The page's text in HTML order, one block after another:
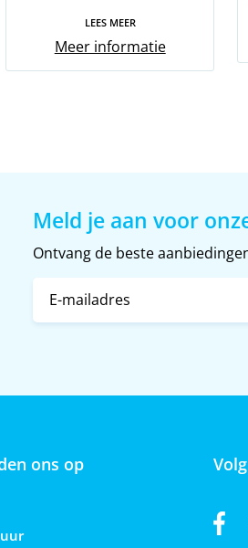
LEES MEER
Meer informatie
Meld je aan voor
Ontvang de beste
ons op